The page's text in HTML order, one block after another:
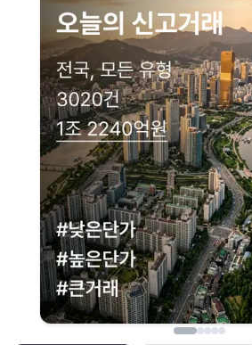
네이버 지도 연결
현재 네이버 지도 연결이 원활하지 않아 지
이용에 불편을 드려 죄송합
다시 시도